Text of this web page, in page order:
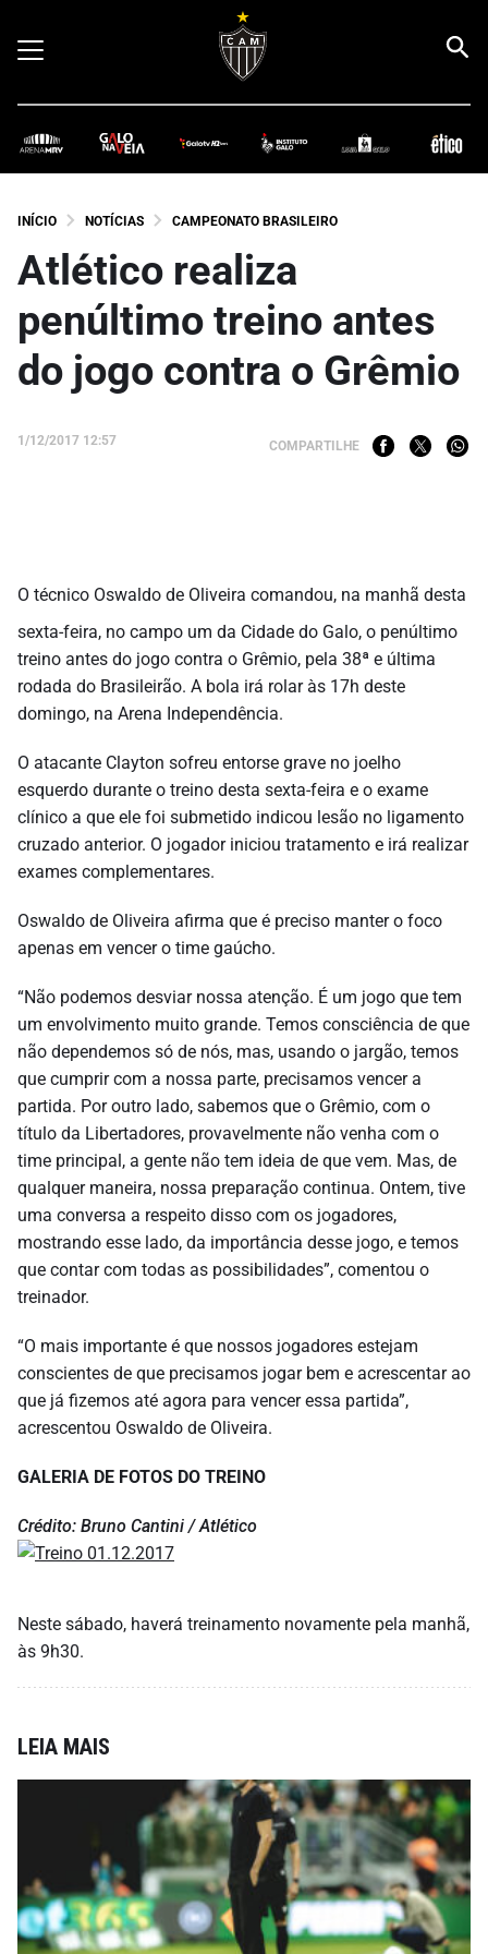
INÍCIO NOTÍCIAS CAMPEONATO BRASILEIRO
Atlético realiza
penúltimo treino antes
do jogo contra o Grêmio
1/12/2017 12:57 COMPARTILHE
O técnico Oswaldo de Oliveira comandou, na manhã desta
sexta-feira, no campo um da Cidade do Galo, o penúltimo
treino antes do jogo contra o Grêmio, pela 38ª e última
rodada do Brasileirão. A bola irá rolar às 17h deste
domingo, na Arena Independência.
O atacante Clayton sofreu entorse grave no joelho
esquerdo durante o treino desta sexta-feira e o exame
clínico a que ele foi submetido indicou lesão no ligamento
cruzado anterior. O jogador iniciou tratamento e irá realizar
exames complementares.
Oswaldo de Oliveira afirma que é preciso manter o foco
apenas em vencer o time gaúcho.
“Não podemos desviar nossa atenção. É um jogo que tem
um envolvimento muito grande. Temos consciência de que
não dependemos só de nós, mas, usando o jargão, temos
que cumprir com a nossa parte, precisamos vencer a
partida. Por outro lado, sabemos que o Grêmio, com o
título da Libertadores, provavelmente não venha com o
time principal, a gente não tem ideia de que vem. Mas, de
qualquer maneira, nossa preparação continua. Ontem, tive
uma conversa a respeito disso com os jogadores,
mostrando esse lado, da importância desse jogo, e temos
que contar com todas as possibilidades”, comentou o
treinador.
“O mais importante é que nossos jogadores estejam
conscientes de que precisamos jogar bem e acrescentar ao
que já fizemos até agora para vencer essa partida”,
acrescentou Oswaldo de Oliveira.
GALERIA DE FOTOS DO TREINO
Crédito: Bruno Cantini / Atlético
Neste sábado, haverá treinamento novamente pela manhã,
às 9h30.
LEIA MAIS